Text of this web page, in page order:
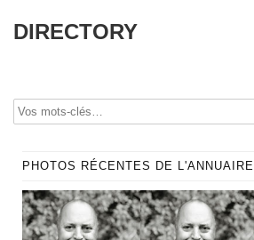
DIRECTORY
PHOTOS RÉCENTES DE L'ANNUAIRE